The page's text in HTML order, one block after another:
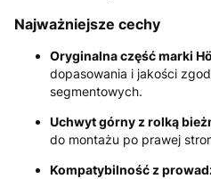
Najważniejsze cechy
Oryginalna część marki
dopasowania i jakości
segmentowych.
Uchwyt górny z rolką
do montażu po prawej
Kompatybilność z